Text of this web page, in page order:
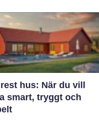
hus: När du vill
smart, tryggt och